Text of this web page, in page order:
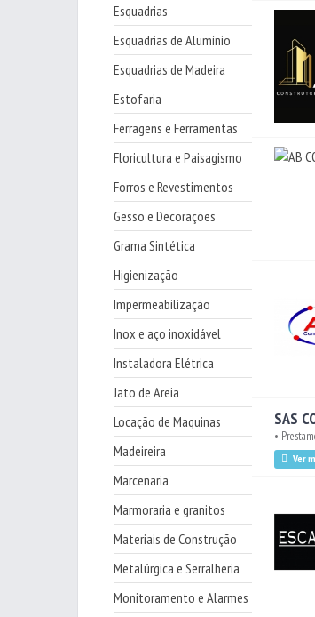
Esquadrias
Esquadrias de Alumínio
Esquadrias de Madeira
Estofaria
Ferragens e Ferramentas
Floricultura e Paisagismo
Forros e Revestimentos
Gesso e Decorações
Grama Sintética
Higienização
Impermeabilização
Inox e aço inoxidável
Instaladora Elétrica
Jato de Areia
Locação de Maquinas
Madeireira
Marcenaria
Marmoraria e granitos
Materiais de Construção
Metalúrgica e Serralheria
Monitoramento e Alarmes
SAS
•
Ver